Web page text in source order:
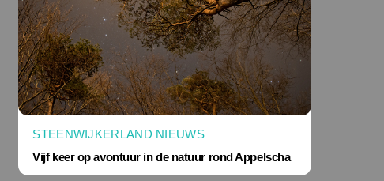
STEENWIJKERLAND NIEUWS
Vijf keer op avontuur in de natuur rond Appelscha